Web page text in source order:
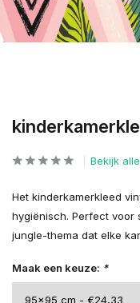
Bekijk
Het kinderkamerkleed
hygiënisch. Perfect voor
jungle-thema dat elke
Maak een keuze: *